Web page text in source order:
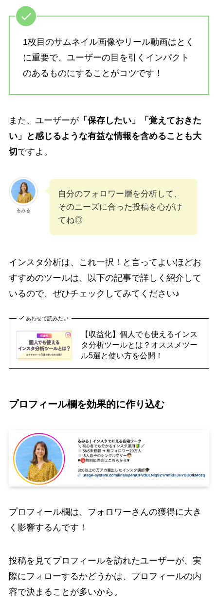
1枚目のサムネイル画像やリール動画はとく
に重要で、ユーザーの目を引くインパクト
のあるものにすることがコツです！
また、ユーザーが「保存したい」「覚えておきた
い」と感じるような有益な情報を含めることも大
切ですよ。
るみる
自分のフォロワー層を分析して、
そのニーズに合った投稿を心がけ
てね◎
インスタ分析は、これ一択！と言ってよいほどお
すすめのツールは、以下の記事で詳しく紹介して
いるので、ぜひチェックしてみてください♪
あわせて読みたい
【収益化】個人でも使えるインス
タ分析ツールとは？オススメツー
ル5選と使い方を公開！
プロフィール欄を効果的に作り込む
プロフィール欄は、フォロワーさんの獲得に大き
く影響するんです！
投稿を見てプロフィールを訪れたユーザーが、実
際にフォローするかどうかは、プロフィールの内
容で決まることが多いから。